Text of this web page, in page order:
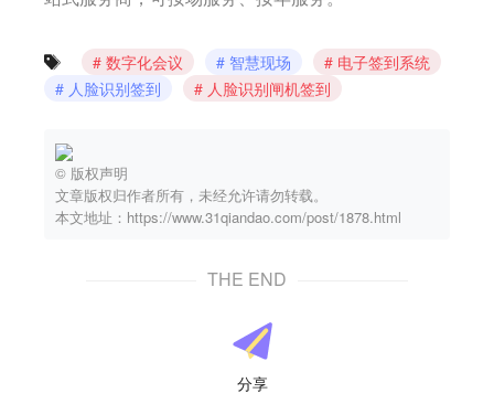
数字化会议 智慧现场
电子签到系统
人脸识别签到
人脸识别闸机签到
© 版权声明
文章版权归作者所有，未经允许请勿转载。
本文地址：https://www.31qiandao.com/post/1878.html
THE END
分享